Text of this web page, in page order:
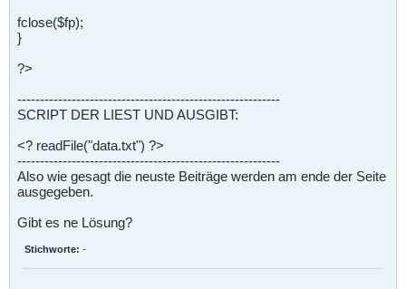
fclose($fp);
}
?>
----------------------------------------------------------
SCRIPT DER LIEST UND AUSGIBT:
<? readFile("data.txt") ?>
----------------------------------------------------------
Also wie gesagt die neuste Beiträge werden am ende der Seite
ausgegeben.
Gibt es ne Lösung?
Stichworte: -